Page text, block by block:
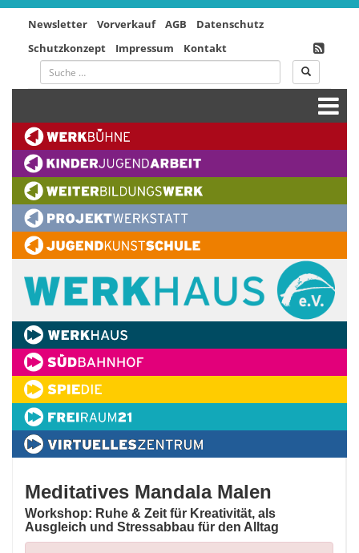
Newsletter Vorverkauf AGB
Datenschutz
Schutzkonzept
Impressum Kontakt
Meditatives Mandala Malen
Workshop: Ruhe & Zeit für Kreativität, als
Ausgleich und Stressabbau für den Alltag